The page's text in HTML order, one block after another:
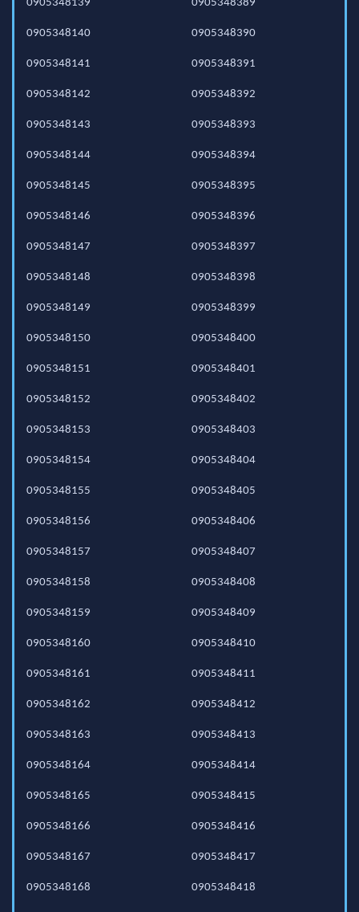
0905348139
0905348140
0905348141
0905348142
0905348143
0905348144
0905348145
0905348146
0905348147
0905348148
0905348149
0905348150
0905348151
0905348152
0905348153
0905348154
0905348155
0905348156
0905348157
0905348158
0905348159
0905348160
0905348161
0905348162
0905348163
0905348164
0905348165
0905348166
0905348167
0905348168
0905348389
0905348390
0905348391
0905348392
0905348393
0905348394
0905348395
0905348396
0905348397
0905348398
0905348399
0905348400
0905348401
0905348402
0905348403
0905348404
0905348405
0905348406
0905348407
0905348408
0905348409
0905348410
0905348411
0905348412
0905348413
0905348414
0905348415
0905348416
0905348417
0905348418